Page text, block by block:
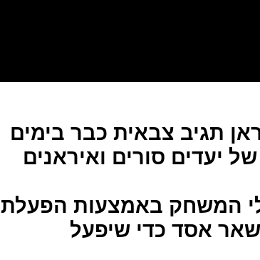
תגיב צבאית כבר בימים
יעדים סורים ואיראנים
המשחק באמצעות הפעלת
אסד כדי שיפעל